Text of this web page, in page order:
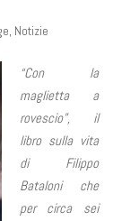
, Notizie
“Con la
maglietta a
rovescio”, il
libro sulla vita
di Filippo
Bataloni che
per circa sei